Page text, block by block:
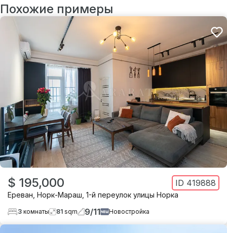
Похожие примеры
$ 195,000 ID 419888
Ереван Норк-Мараш 1-й переулок улицы Норка
3 комнаты 81 sqm 9/11 Новостройка